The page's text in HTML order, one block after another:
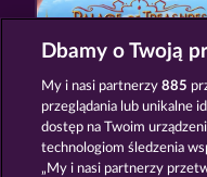
PALACE OF TREASURES
Dbamy o Twoją
My i nasi partnerzy885
przeglądania lub unikalne
dostęp na Twoim
technologiom śledzenia
„My i nasi partnerzy